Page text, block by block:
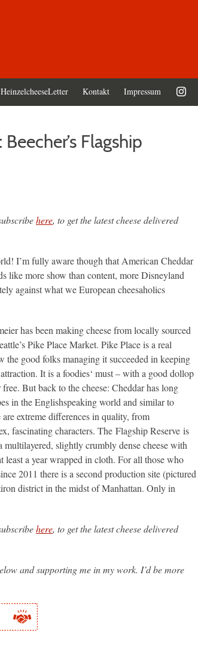
HeinzelcheeseLetter Kontakt Impressum
Flagship
here, to get the latest cheese delivered
I’m fully aware though that American Cheddar
like more show than content, more Disneyland
against what we European cheesaholics
has been making cheese from locally sourced
Pike Place Market. Pike Place is a real
the good folks managing it succeeded in keeping
It is a foodies‘ must – with a good dollop
But back to the cheese: Cheddar has long
in the Englishspeaking world and similar to
are extreme differences in quality, from
fascinating characters. The Flagship Reserve is
multilayered, slightly crumbly dense cheese with
least a year wrapped in cloth. For all those who
2011 there is a second production site (pictured
district in the midst of Manhattan. Only in
here, to get the latest cheese delivered
and supporting me in my work. I’d be more